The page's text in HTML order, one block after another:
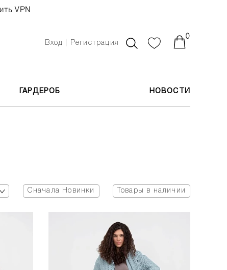
VPN
Вход | Регистрация
0
ГАРДЕРОБ НОВОСТИ
Сначала Новинки Товары в наличии